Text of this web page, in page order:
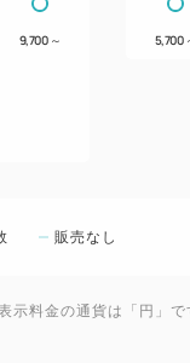
9,700 ～ 5,700
販売なし
料金の通貨は「円」で